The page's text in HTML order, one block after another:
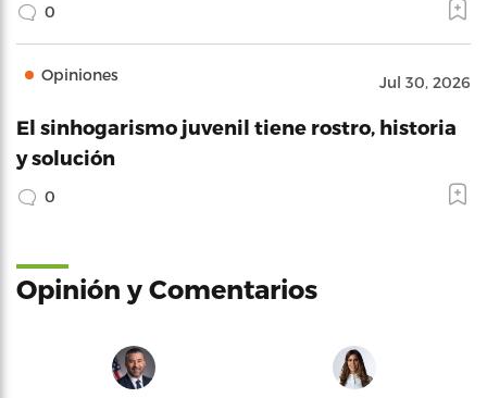
0
Opiniones Jul 30, 2026
El sinhogarismo juvenil tiene rostro, historia
y solución
0
Opinión y Comentarios